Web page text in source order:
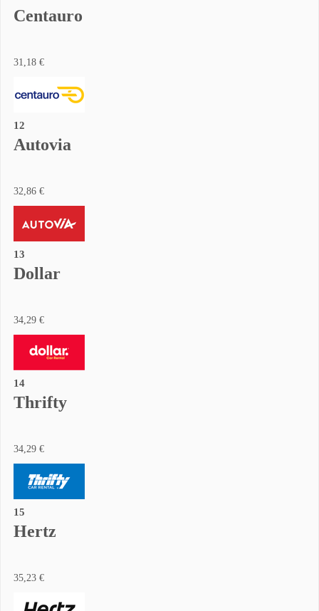
Centauro
31,18 €
12
Autovia
32,86 €
13
Dollar
34,29 €
14
Thrifty
34,29 €
15
Hertz
35,23 €